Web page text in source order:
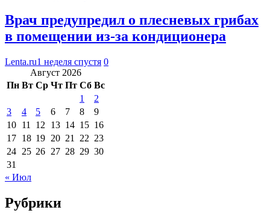
Врач предупредил о плесневых грибах
в помещении из-за кондиционера
Lenta.ru1 неделя спустя 0
Август 2026
Пн Вт Ср Чт Пт Сб Вс
1
2
3
4 5 6 7 8
9
10 11 12 13 14 15 16
17 18 19 20 21 22 23
24 25 26 27 28 29 30
31
« Июл
Рубрики